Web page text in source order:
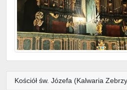
Kościół św. Józefa (Kalwaria